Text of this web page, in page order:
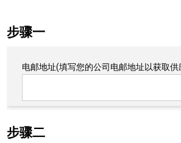
步骤一
电邮地址(填写您的公司电邮地址以获取
步骤二